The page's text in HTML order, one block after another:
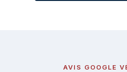
AVIS GOOGLE